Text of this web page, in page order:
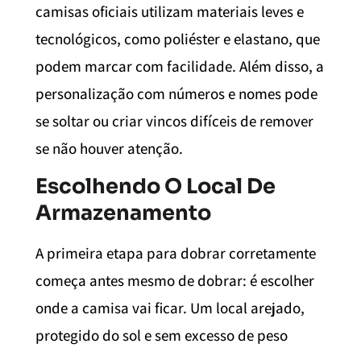
camisas oficiais utilizam materiais leves e
tecnológicos, como poliéster e elastano, que
podem marcar com facilidade. Além disso, a
personalização com números e nomes pode
se soltar ou criar vincos difíceis de remover
se não houver atenção.
Escolhendo O Local De
Armazenamento
A primeira etapa para dobrar corretamente
começa antes mesmo de dobrar: é escolher
onde a camisa vai ficar. Um local arejado,
protegido do sol e sem excesso de peso